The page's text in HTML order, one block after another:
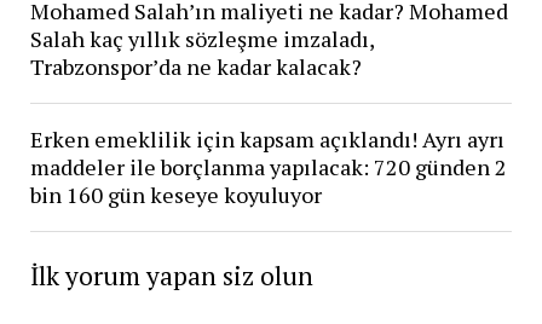
Mohamed Salah’ın maliyeti ne kadar? Mohamed
Salah kaç yıllık sözleşme imzaladı,
Trabzonspor’da ne kadar kalacak?
Erken emeklilik için kapsam açıklandı! Ayrı ayrı
maddeler ile borçlanma yapılacak: 720 günden 2
bin 160 gün keseye koyuluyor
İlk yorum yapan siz olun